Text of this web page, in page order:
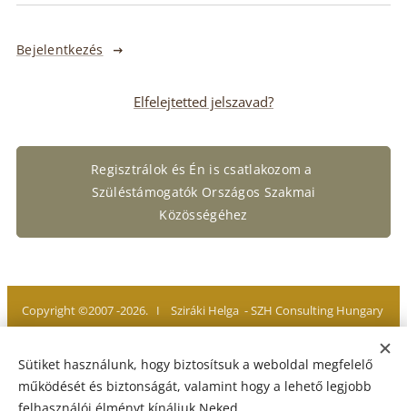
Bejelentkezés
Elfelejtetted jelszavad?
Regisztrálok és Én is csatlakozom a
Szüléstámogatók Országos Szakmai
Közösségéhez
Copyright ©2007 -2026. I Sziráki Helga - SZH Consulting Hungary
Adatvédelmi TájékoztatóIJogi Nyilatkozat
Sütiket használunk, hogy biztosítsuk a weboldal megfelelő
működését és biztonságát, valamint hogy a lehető legjobb